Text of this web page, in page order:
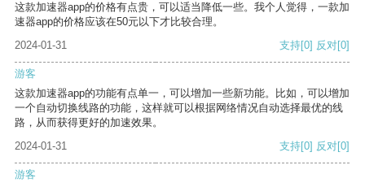
这款加速器app的价格有点贵，可以适当降低一些。我个人觉得，一款加
速器app的价格应该在50元以下才比较合理。
2024-01-31
支持[0] 反对[0]
游客
这款加速器app的功能有点单一，可以增加一些新功能。比如，可以增加
一个自动切换线路的功能，这样就可以根据网络情况自动选择最优的线
路，从而获得更好的加速效果。
2024-01-31
支持[0] 反对[0]
游客